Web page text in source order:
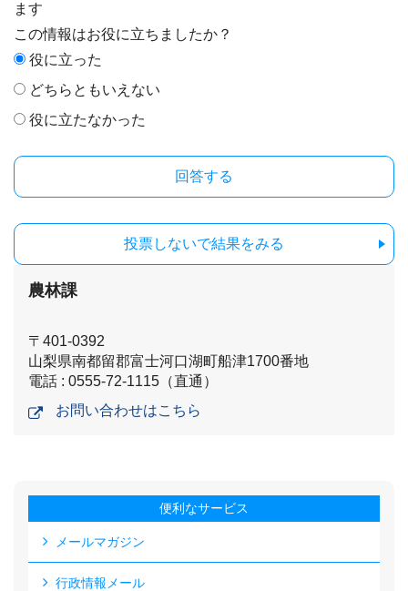
ます
この情報はお役に立ちましたか？
役に立った
どちらともいえない
役に立たなかった
投票しないで結果をみる
農林課
〒401-0392
山梨県南都留郡富士河口湖町船津1700番地
電話 : 0555-72-1115（直通）
お問い合わせはこちら
便利なサービス
メールマガジン
行政情報メール